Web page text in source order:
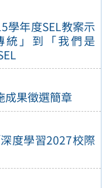
學年度SEL教案示
統」到「我們是
成果徵選簡章
度學習2027校際